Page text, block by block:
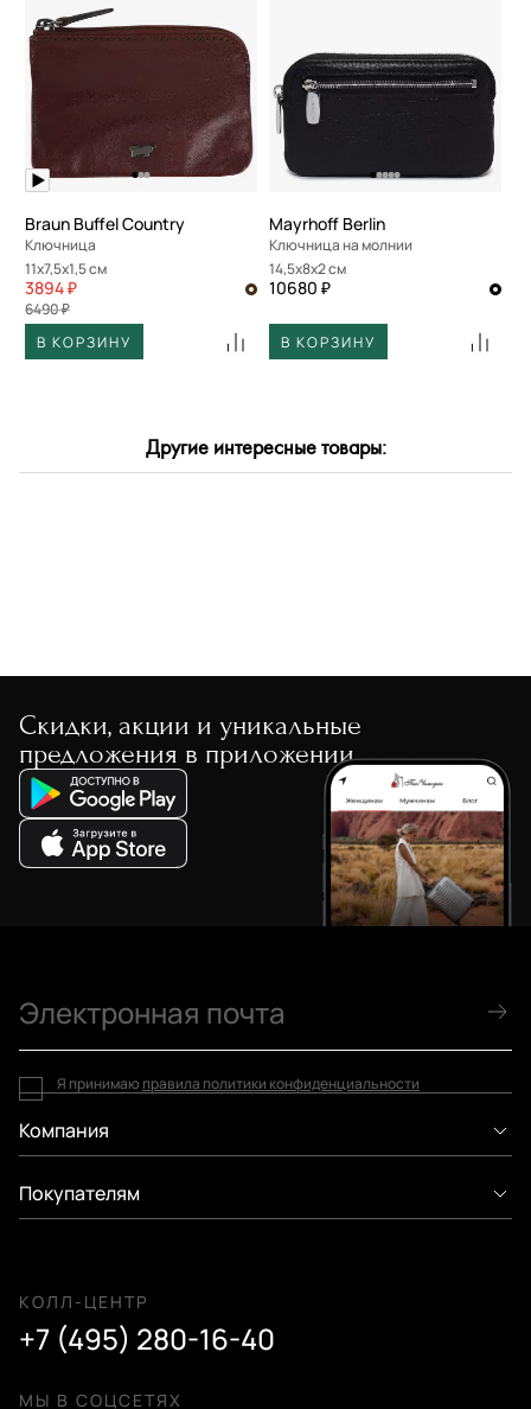
Braun Buffel Country
Ключница
11x7,5x1,5 см
3894 ₽
6490 ₽
В КОРЗИНУ
Mayrhoff Berlin
Ключница на молнии
14,5x8x2 см
10680 ₽
В КОРЗИНУ
Другие интересные товары:
Скидки, акции и уникальные
предложения в приложении
Компания
Покупателям
КОЛЛ-ЦЕНТР
+7 (495) 280-16-40
МЫ В СОЦСЕТЯХ
Я принимаю правила политики конфиденциальности